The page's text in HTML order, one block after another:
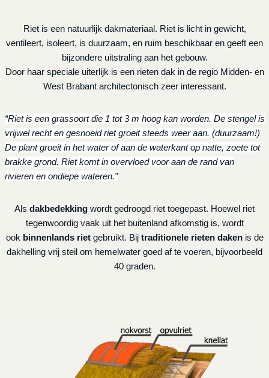
Riet is een natuurlijk dakmateriaal. Riet is licht in gewicht,
ventileert, isoleert, is duurzaam, en ruim beschikbaar en geeft een
bijzondere uitstraling aan het gebouw.
Door haar speciale uiterlijk is een rieten dak in de regio Midden- en
West Brabant architectonisch zeer interessant.
“Riet is een grassoort die 1 tot 3 m hoog kan worden. De stengel is
vrijwel recht en gesnoeid riet groeit steeds weer aan. (duurzaam!)
De plant groeit in het water of aan de waterkant op natte, zoete tot
brakke grond. Riet komt in overvloed voor aan de rand van
rivieren en ondiepe wateren.”
Als dakbedekking wordt gedroogd riet toegepast. Hoewel riet
tegenwoordig vaak uit het buitenland afkomstig is, wordt
ook binnenlands rietgebruikt. Bij traditionele rieten dakenis de
dakhelling vrij steil om hemelwater goed af te voeren, bijvoorbeeld
40 graden.